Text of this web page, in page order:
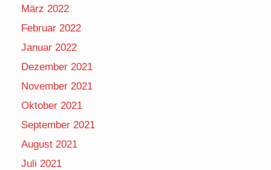
März 2022
Februar 2022
Januar 2022
Dezember 2021
November 2021
Oktober 2021
September 2021
August 2021
Juli 2021